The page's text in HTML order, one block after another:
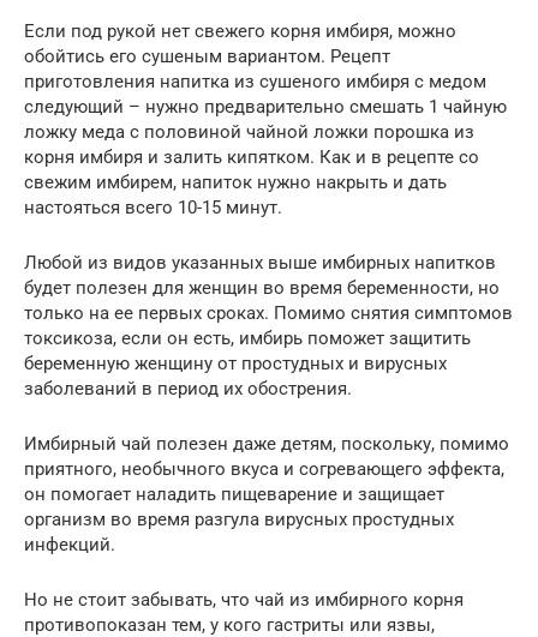
Если под рукой нет свежего корня имбиря, можно
обойтись его сушеным вариантом. Рецепт
приготовления напитка из сушеного имбиря с медом
следующий – нужно предварительно смешать 1 чайную
ложку меда с половиной чайной ложки порошка из
корня имбиря и залить кипятком. Как и в рецепте со
свежим имбирем, напиток нужно накрыть и дать
настояться всего 10-15 минут.
Любой из видов указанных выше имбирных напитков
будет полезен для женщин во время беременности, но
только на ее первых сроках. Помимо снятия симптомов
токсикоза, если он есть, имбирь поможет защитить
беременную женщину от простудных и вирусных
заболеваний в период их обострения.
Имбирный чай полезен даже детям, поскольку, помимо
приятного, необычного вкуса и согревающего эффекта,
он помогает наладить пищеварение и защищает
организм во время разгула вирусных простудных
инфекций.
Но не стоит забывать, что чай из имбирного корня
противопоказан тем, у кого гастриты или язвы,